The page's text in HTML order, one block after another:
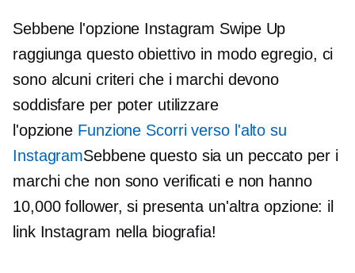
Sebbene l'opzione Instagram Swipe Up
raggiunga questo obiettivo in modo egregio, ci
sono alcuni criteri che i marchi devono
soddisfare per poter utilizzare
l'opzione Funzione Scorri verso l'alto su
InstagramSebbene questo sia un peccato per i
marchi che non sono verificati e non hanno
10,000 follower, si presenta un'altra opzione: il
link Instagram nella biografia!